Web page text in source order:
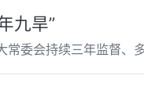
九旱”
常委会持续三年监督